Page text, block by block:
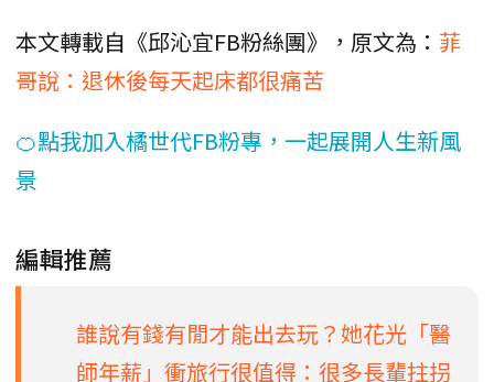
本文轉載自《邱沁宜FB粉絲團》，原文為： 菲
哥說：退休後每天起床都很痛苦
🍊點我加入橘世代FB粉專，一起展開人生新風
景
編輯推薦
誰說有錢有閒才能出去玩？她花光「醫
師年薪」衝旅行很值得：很多長輩拄拐